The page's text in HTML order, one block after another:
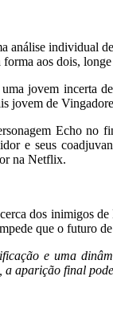
análise individual
aos dois,
jovem incerta
jovem de
Echo no
e seus
na Netflix.
dos inimigos
que o futuro
e uma
aparição final